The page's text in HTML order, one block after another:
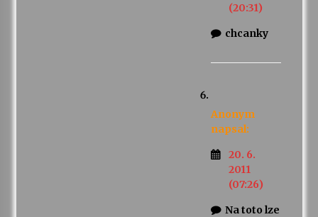
(20:31)
chcanky
Anonym
napsal:
20. 6.
2011
(07:26)
Na toto lze